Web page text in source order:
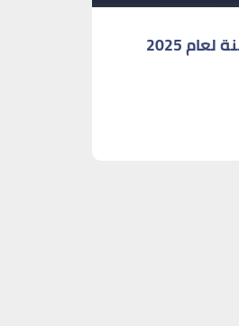
أفضل قرى العين السخنة لعام 2025